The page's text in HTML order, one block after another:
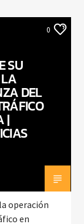
0
SU
DEL
|
operación
en